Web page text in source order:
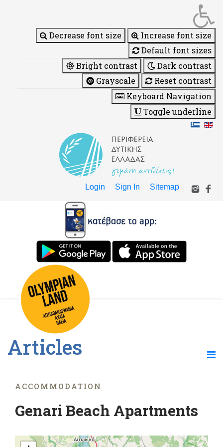
Decrease font size
Increase font size
Default font sizes
Bright contrast
Dark contrast
Grayscale
Reset contrast
Keyboard Navigation
Toggle underline
Login Sign In Sitemap
Articles
ACCOMMODATION
Genari Beach Apartments